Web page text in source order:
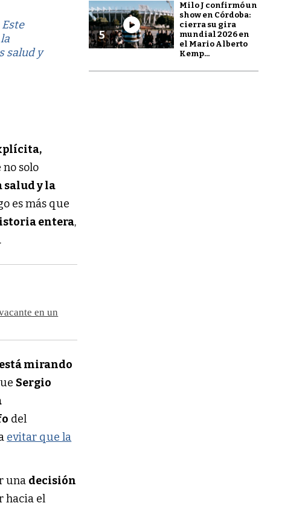
salud y
no solo
salud y la
es más que
entera,
en un
mirando
Sergio
del
evitar que la
una decisión
hacia el
5
Milo J confirmó un
show en Córdoba:
cierra su gira
mundial 2026 en
el Mario Alberto
Kemp...